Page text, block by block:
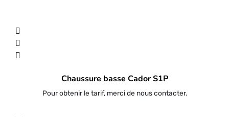
Chaussure basse Cador S1P
Pour obtenir le tarif, merci de nous contacter.